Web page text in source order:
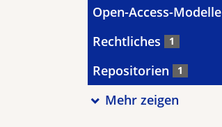
Open-Access-Modelle
Rechtliches 1
Repositorien 1
Mehr zeigen